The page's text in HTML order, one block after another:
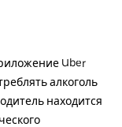
Uber
алкоголь
находится